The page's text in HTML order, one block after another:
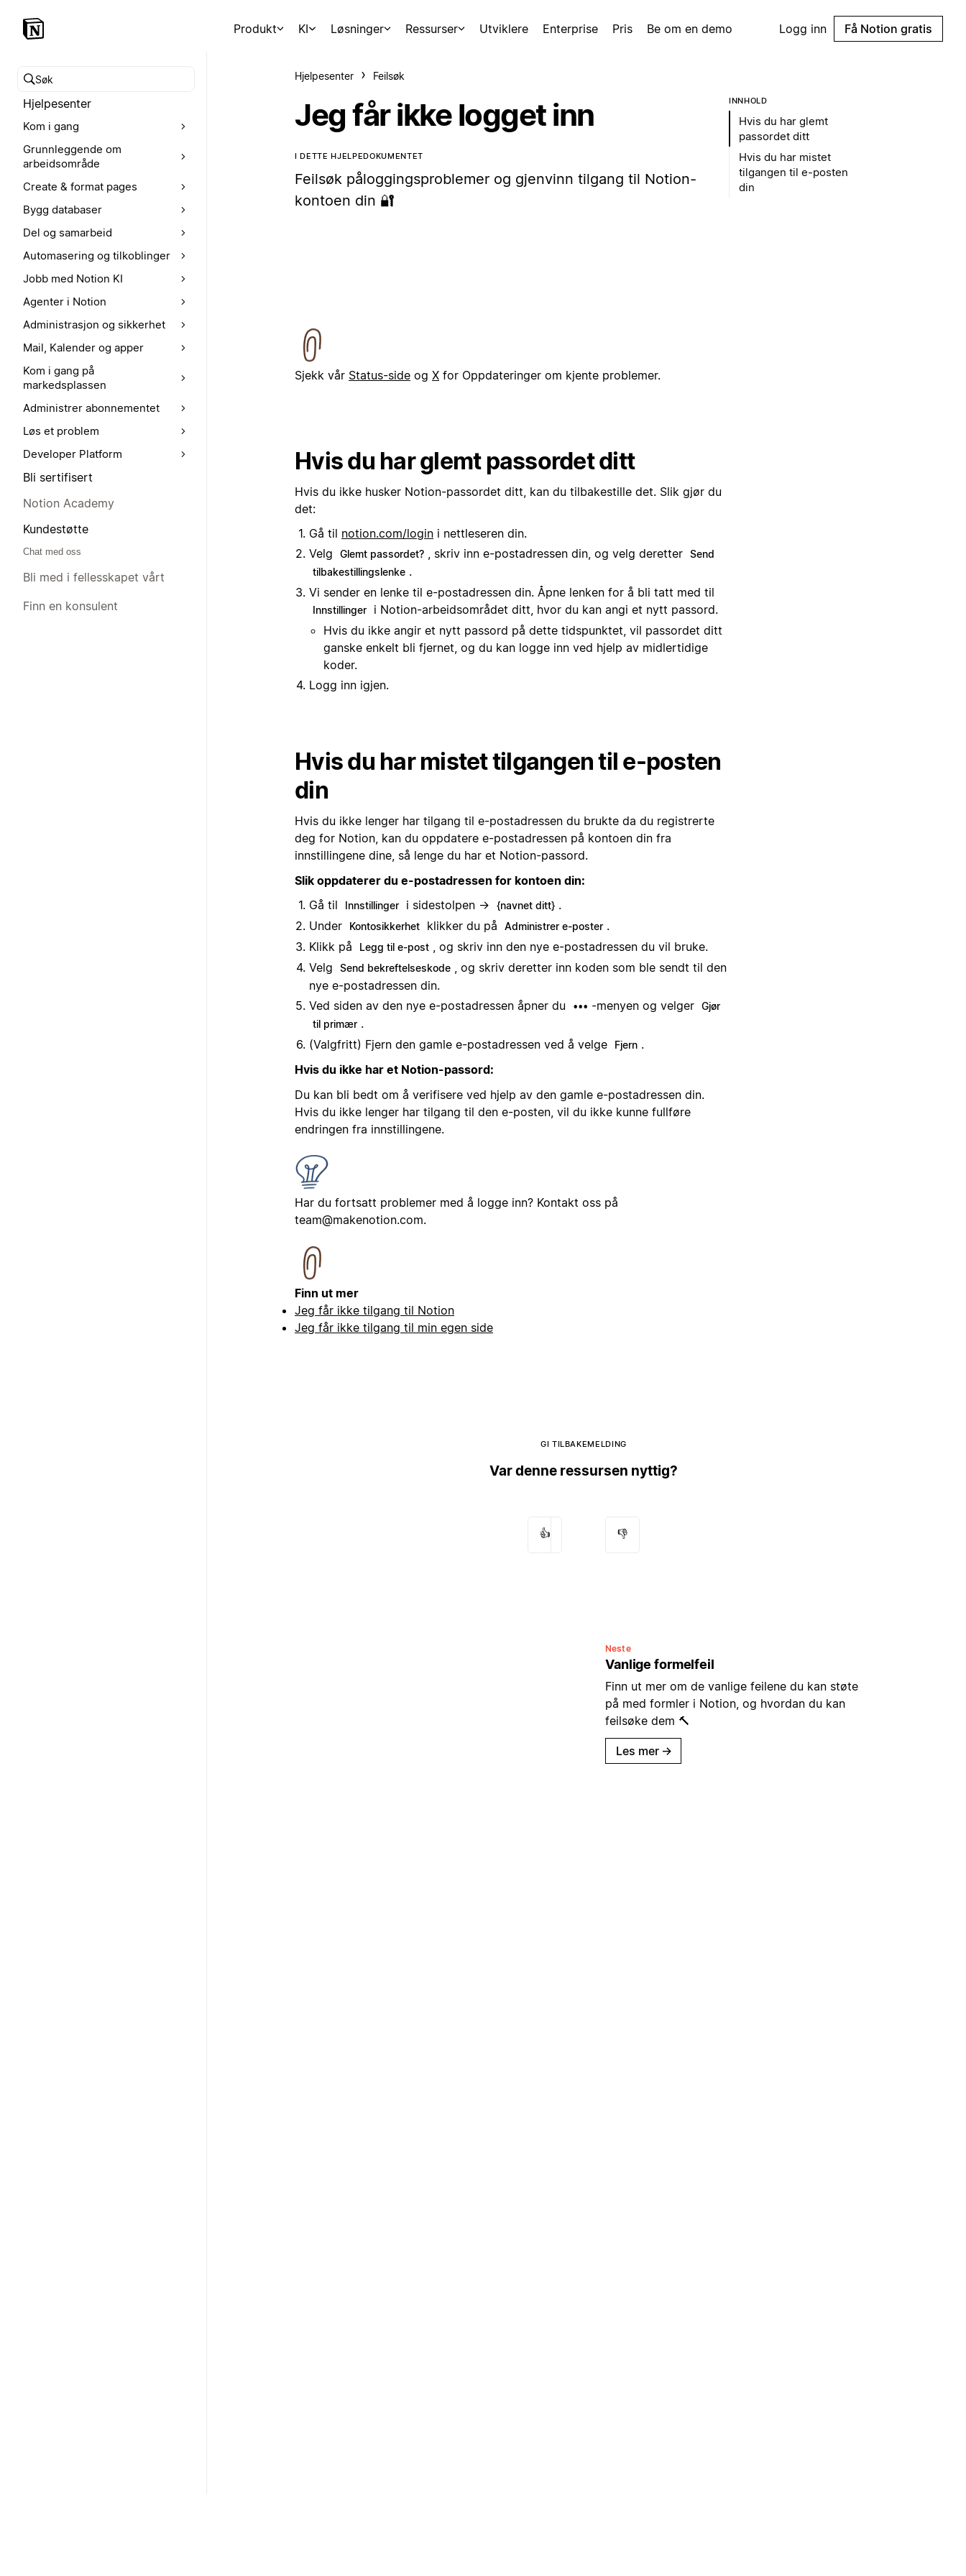
Produkt KI Løsninger Ressurser Utviklere Enterprise Pris Be om en demo Logg inn Få Notion gratis
Søk i hjelpesenteret
Hjelpesenter
Kom i gang
Grunnleggende om
arbeidsområde
Create & format pages
Bygg databaser
Del og samarbeid
Automasering og tilkoblinger
Jobb med Notion KI
Agenter i Notion
Administrasjon og sikkerhet
Mail, Kalender og apper
Kom i gang på
markedsplassen
Administrer abonnementet
Løs et problem
Developer Platform
Bli sertifisert
Notion Academy
Kundestøtte
Chat med oss
Bli med i fellesskapet vårt
Finn en konsulent
Hjelpesenter Feilsøk
Jeg får ikke logget inn
I DETTE HJELPEDOKUMENTET
Feilsøk påloggingsproblemer og gjenvinn tilgang til Notion-
kontoen din 🔐
Sjekk vår Status-side og X for Oppdateringer om kjente problemer.
Hvis du har glemt passordet ditt
Hvis du ikke husker Notion-passordet ditt, kan du tilbakestille det. Slik gjør du
det:
Gå til notion.com/login i nettleseren din.
Velg
Glemt passordet? , skriv inn e-postadressen din, og velg deretter Send
tilbakestillingslenke .
Vi sender en lenke til e-postadressen din. Åpne lenken for å bli tatt med til
Innstillinger
i Notion-arbeidsområdet ditt, hvor du kan angi et nytt passord.
Hvis du ikke angir et nytt passord på dette tidspunktet, vil passordet ditt
ganske enkelt bli fjernet, og du kan logge inn ved hjelp av midlertidige
koder.
Logg inn igjen.
Hvis du har mistet tilgangen til e-posten
din
Hvis du ikke lenger har tilgang til e-postadressen du brukte da du registrerte
deg for Notion, kan du oppdatere e-postadressen på kontoen din fra
innstillingene dine, så lenge du har et Notion-passord.
Slik oppdaterer du e-postadressen for kontoen din:
Gå til
Innstillinger i sidestolpen → {navnet ditt} .
Under
Kontosikkerhet klikker du på Administrer e-poster .
Klikk på
Legg til e-post
, og skriv inn den nye e-postadressen du vil bruke.
Velg
Send bekreftelseskode
, og skriv deretter inn koden som ble sendt til den
nye e-postadressen din.
Ved siden av den nye e-postadressen åpner du
••• -menyen og velger Gjør
til primær .
(Valgfritt) Fjern den gamle e-postadressen ved å velge
Fjern .
Hvis du ikke har et Notion-passord:
Du kan bli bedt om å verifisere ved hjelp av den gamle e-postadressen din.
Hvis du ikke lenger har tilgang til den e-posten, vil du ikke kunne fullføre
endringen fra innstillingene.
Har du fortsatt problemer med å logge inn? Kontakt oss på
team@makenotion.com.
Finn ut mer
Jeg får ikke tilgang til Notion
Jeg får ikke tilgang til min egen side
INNHOLD
Hvis du har glemt
passordet ditt
Hvis du har mistet
tilgangen til e-posten
din
GI TILBAKEMELDING
Var denne ressursen nyttig?
👍 👎
Neste
Vanlige formelfeil
Finn ut mer om de vanlige feilene du kan støte
på med formler i Notion, og hvordan du kan
feilsøke dem 🔨
Les mer →